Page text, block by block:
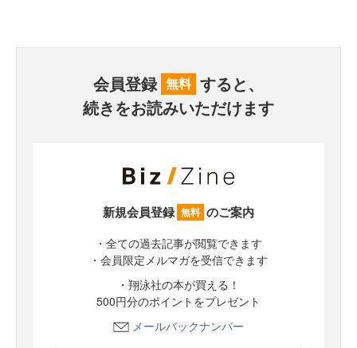
会員登録 無料 すると、
続きをお読みいただけます
新規会員登録 無料 のご案内
・全ての過去記事が閲覧できます
・会員限定メルマガを受信できます
・翔泳社の本が買える！
500円分のポイントをプレゼント
メールバックナンバー